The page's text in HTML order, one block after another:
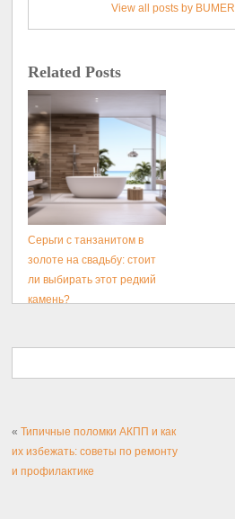
View all posts by BUMER
Related Posts
Серьги с танзанитом в
золоте на свадьбу: стоит
ли выбирать этот редкий
камень?
«Типичные поломки АКПП и как
их избежать: советы по ремонту
и профилактике